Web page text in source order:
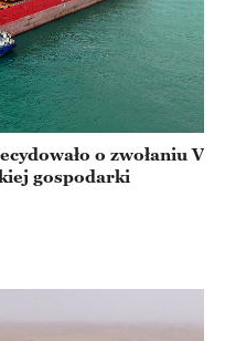
o zwołaniu V
gospodarki